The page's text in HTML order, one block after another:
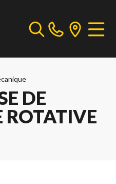
DE
ROTATIVE